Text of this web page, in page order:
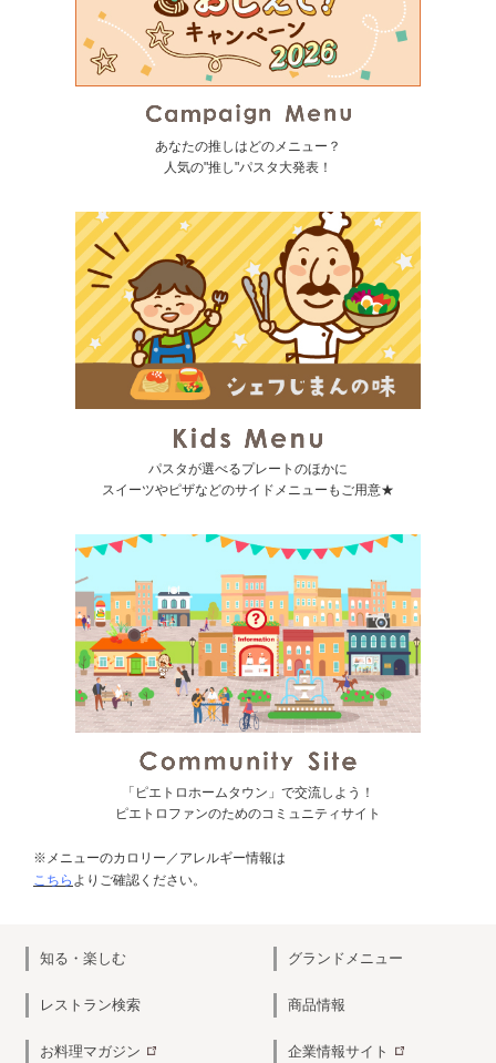
あなたの推しはどのメニュー？
人気の"推し"パスタ大発表！
パスタが選べるプレートのほかに
スイーツやピザなどのサイドメニューもご用意★
「ピエトロホームタウン」で交流しよう！
ピエトロファンのためのコミュニティサイト
※メニューのカロリー／アレルギー情報は
こちら よりご確認ください。
知る・楽しむ グランドメニュー
レストラン検索 商品情報
お料理マガジン 企業情報サイト